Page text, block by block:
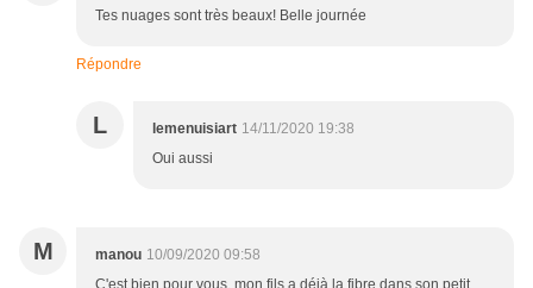
Tes nuages sont très beaux! Belle journée
Répondre
L lemenuisiart 14/11/2020 19:38
Oui aussi
M manou 10/09/2020 09:58
C'est bien pour vous, mon fils a déjà la fibre dans son petit